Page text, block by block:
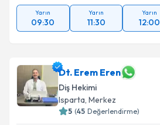
Yarın
09:30
Yarın
11:30
Yarın
12:00
Dt. Erem Eren
Diş Hekimi
Isparta, Merkez
5 (45 Değerlendirme)